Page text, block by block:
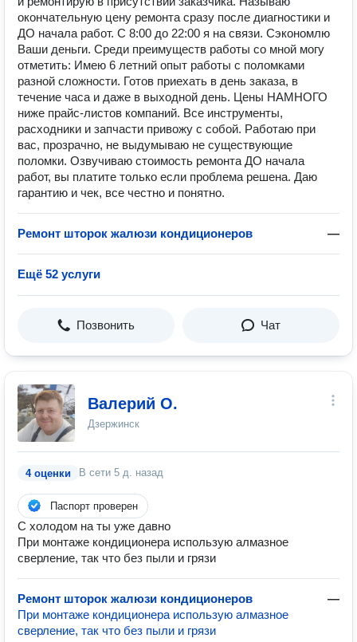
окончательную цену ремонта сразу после диагностики и
ДО начала работ. С 8:00 до 22:00 я на связи. Сэкономлю
Ваши деньги. Среди преимуществ работы со мной могу
отметить: Имею 6 летний опыт работы с поломками
разной сложности. Готов приехать в день заказа, в
течение часа и даже в выходной день. Цены НАМНОГО
ниже прайс-листов компаний. Все инструменты,
расходники и запчасти привожу с собой. Работаю при
вас, прозрачно, не выдумываю не существующие
поломки. Озвучиваю стоимость ремонта ДО начала
работ, вы платите только если проблема решена. Даю
гарантию и чек, все честно и понятно.
Ремонт шторок жалюзи кондиционеров —
Ещё 52 услуги
Позвонить Чат
Валерий О.
Дзержинск
4 оценки В сети 5 д. назад
Паспорт проверен
С холодом на ты уже давно
При монтаже кондиционера использую алмазное
сверление, так что без пыли и грязи
Ремонт шторок жалюзи кондиционеров
—
При монтаже кондиционера использую алмазное
сверление, так что без пыли и грязи